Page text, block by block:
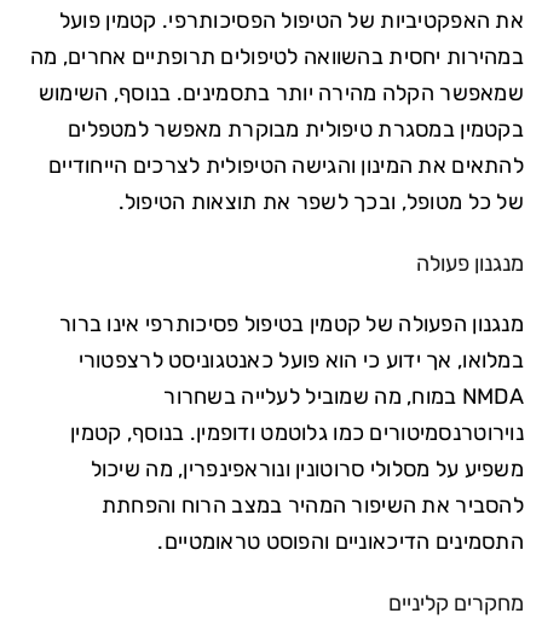
את האפקטיביות של הטיפול הפסיכותרפי. קטמין פועל
במהירות יחסית בהשוואה לטיפולים תרופתיים אחרים, מה
שמאפשר הקלה מהירה יותר בתסמינים. בנוסף, השימוש
בקטמין במסגרת טיפולית מבוקרת מאפשר למטפלים
להתאים את המינון והגישה הטיפולית לצרכים הייחודיים
של כל מטופל, ובכך לשפר את תוצאות הטיפול.
מנגנון פעולה
מנגנון הפעולה של קטמין בטיפול פסיכותרפי אינו ברור
במלואו, אך ידוע כי הוא פועל כאנטגוניסט לרצפטורי
NMDA במוח, מה שמוביל לעלייה בשחרור
נוירוטרנסמיטורים כמו גלוטמט ודופמין. בנוסף, קטמין
משפיע על מסלולי סרוטונין ונוראפינפרין, מה שיכול
להסביר את השיפור המהיר במצב הרוח והפחתת
התסמינים הדיכאוניים והפוסט טראומטיים.
מחקרים קליניים